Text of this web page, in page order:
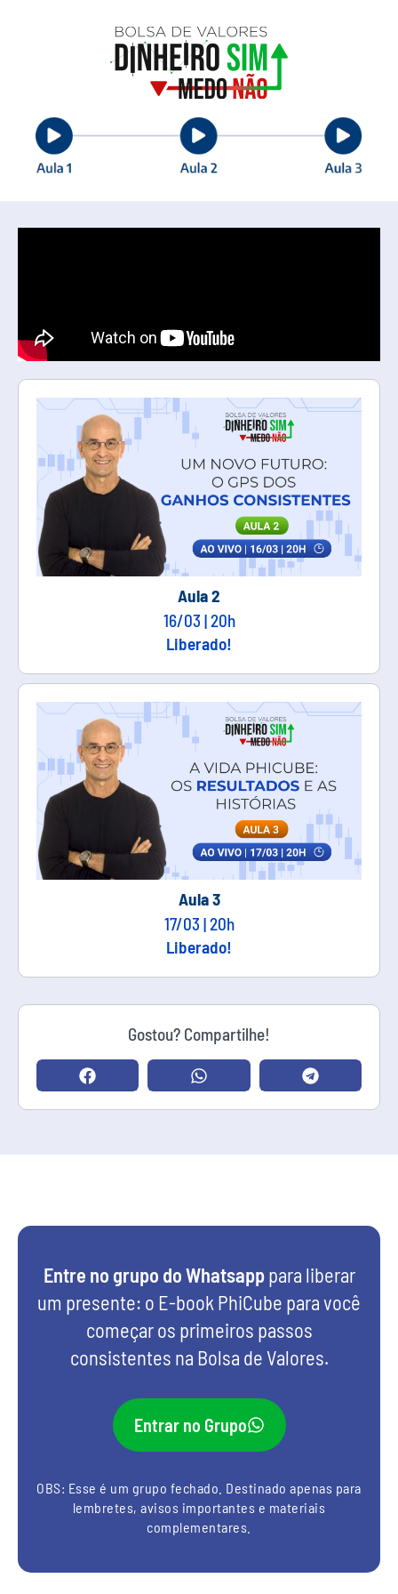
Aula 2
16/03 | 20h
Liberado!
Aula 3
17/03 | 20h
Liberado!
Gostou? Compartilhe!
Entre no grupo do Whatsapppara liberar
um presente: o E-book PhiCube para você
começar os primeiros passos
consistentes na Bolsa de Valores.
Entrar no Grupo
OBS: Esse é um grupo fechado. Destinado apenas para
lembretes, avisos importantes e materiais
complementares.